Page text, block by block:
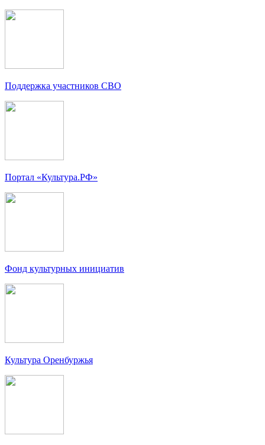
Поддержка участников СВО
Портал «Культура.РФ»
Фонд культурных инициатив
Культура Оренбуржья